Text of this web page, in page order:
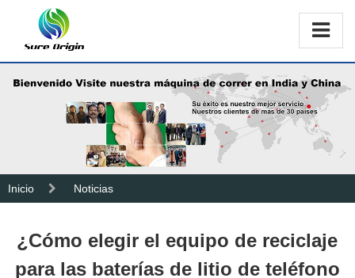
Inicio Noticias
¿Cómo elegir el equipo de reciclaje
para las baterías de litio de teléfono